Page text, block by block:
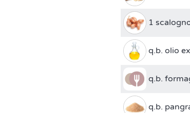
1
q.b. olio
q.b.
q.b.